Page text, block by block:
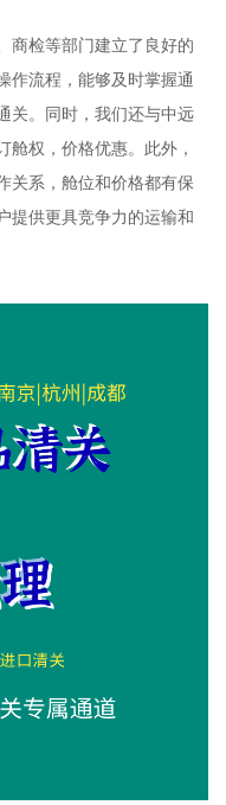
商检等部门建立了良好的
作流程，能够及时掌握通
关。同时，我们还与中远
舱权，价格优惠。此外，
关系，舱位和价格都有保
提供更具竞争力的运输和